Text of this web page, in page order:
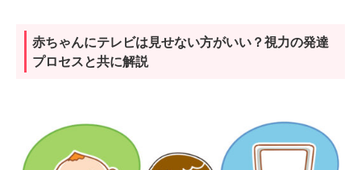
赤ちゃんにテレビは見せない方がいい？視力の発達
プロセスと共に解説